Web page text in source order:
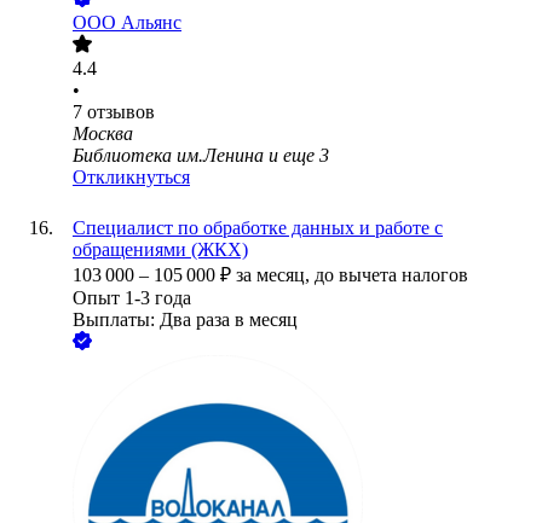
ООО Альянс
4.4
•
7 отзывов
Москва
Библиотека им.Ленина и еще 3
Откликнуться
Специалист по обработке данных и работе с
обращениями (ЖКХ)
103 000 – 105 000 ₽ за месяц, до вычета налогов
Опыт 1-3 года
Выплаты: Два раза в месяц